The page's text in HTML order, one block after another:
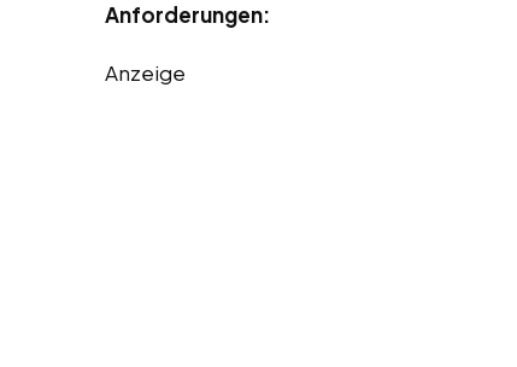
Anforderungen:
Anzeige